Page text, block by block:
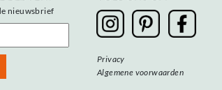
nieuwsbrief
Privacy
Algemene voorwaarden